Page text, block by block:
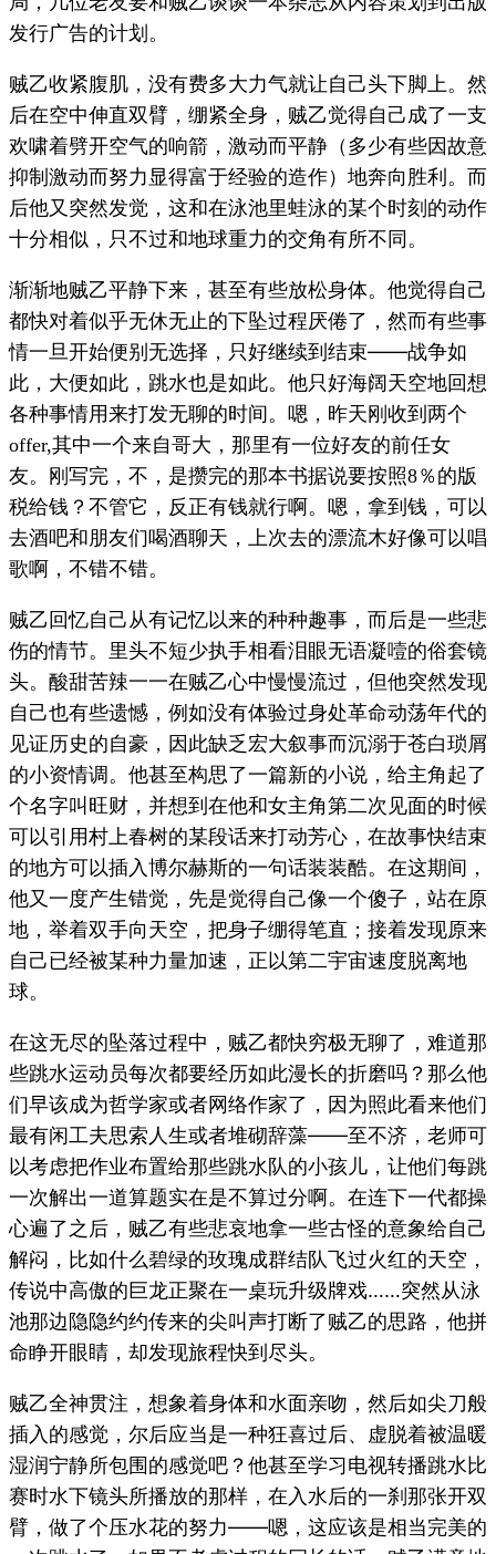
发行广告的计划。
贼乙收紧腹肌，没有费多大力气就让自己头下脚上。然
后在空中伸直双臂，绷紧全身，贼乙觉得自己成了一支
欢啸着劈开空气的响箭，激动而平静（多少有些因故意
抑制激动而努力显得富于经验的造作）地奔向胜利。而
后他又突然发觉，这和在泳池里蛙泳的某个时刻的动作
十分相似，只不过和地球重力的交角有所不同。
渐渐地贼乙平静下来，甚至有些放松身体。他觉得自己
都快对着似乎无休无止的下坠过程厌倦了，然而有些事
情一旦开始便别无选择，只好继续到结束——战争如
此，大便如此，跳水也是如此。他只好海阔天空地回想
各种事情用来打发无聊的时间。嗯，昨天刚收到两个
offer,其中一个来自哥大，那里有一位好友的前任女
友。刚写完，不，是攒完的那本书据说要按照8％的版
税给钱？不管它，反正有钱就行啊。嗯，拿到钱，可以
去酒吧和朋友们喝酒聊天，上次去的漂流木好像可以唱
歌啊，不错不错。
贼乙回忆自己从有记忆以来的种种趣事，而后是一些悲
伤的情节。里头不短少执手相看泪眼无语凝噎的俗套镜
头。酸甜苦辣一一在贼乙心中慢慢流过，但他突然发现
自己也有些遗憾，例如没有体验过身处革命动荡年代的
见证历史的自豪，因此缺乏宏大叙事而沉溺于苍白琐屑
的小资情调。他甚至构思了一篇新的小说，给主角起了
个名字叫旺财，并想到在他和女主角第二次见面的时候
可以引用村上春树的某段话来打动芳心，在故事快结束
的地方可以插入博尔赫斯的一句话装装酷。在这期间，
他又一度产生错觉，先是觉得自己像一个傻子，站在原
地，举着双手向天空，把身子绷得笔直；接着发现原来
自己已经被某种力量加速，正以第二宇宙速度脱离地
球。
在这无尽的坠落过程中，贼乙都快穷极无聊了，难道那
些跳水运动员每次都要经历如此漫长的折磨吗？那么他
们早该成为哲学家或者网络作家了，因为照此看来他们
最有闲工夫思索人生或者堆砌辞藻——至不济，老师可
以考虑把作业布置给那些跳水队的小孩儿，让他们每跳
一次解出一道算题实在是不算过分啊。在连下一代都操
心遍了之后，贼乙有些悲哀地拿一些古怪的意象给自己
解闷，比如什么碧绿的玫瑰成群结队飞过火红的天空，
传说中高傲的巨龙正聚在一桌玩升级牌戏……突然从泳
池那边隐隐约约传来的尖叫声打断了贼乙的思路，他拼
命睁开眼睛，却发现旅程快到尽头。
贼乙全神贯注，想象着身体和水面亲吻，然后如尖刀般
插入的感觉，尔后应当是一种狂喜过后、虚脱着被温暖
湿润宁静所包围的感觉吧？他甚至学习电视转播跳水比
赛时水下镜头所播放的那样，在入水后的一刹那张开双
臂，做了个压水花的努力——嗯，这应该是相当完美的